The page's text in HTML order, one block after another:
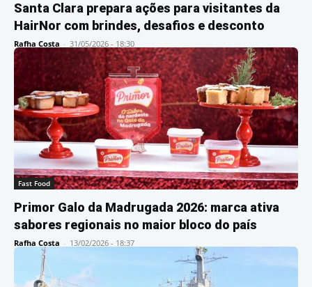
Santa Clara prepara ações para visitantes da
HairNor com brindes, desafios e desconto
Rafha Costa - 31/05/2026 - 18:30
Fast Food
Primor Galo da Madrugada 2026: marca ativa
sabores regionais no maior bloco do país
Rafha Costa - 13/02/2026 - 18:37